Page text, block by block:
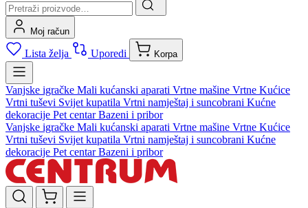
Moj račun
Lista želja Uporedi Korpa
Vanjske igračke Mali kućanski aparati Vrtne mašine Vrtne Kućice
Vrtni tuševi Svijet kupatila Vrtni namještaj i suncobrani Kućne
dekoracije Pet centarBazeni i pribor
Vanjske igračke Mali kućanski aparati Vrtne mašine Vrtne Kućice
Vrtni tuševi Svijet kupatila Vrtni namještaj i suncobrani Kućne
dekoracije Pet centarBazeni i pribor